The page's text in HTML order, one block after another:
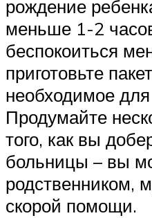
рождение
меньше 1-2
беспокоиться
приготовьте
необходимое
Продумайте
того, как вы
больницы – вы
родственником,
скорой помощи.